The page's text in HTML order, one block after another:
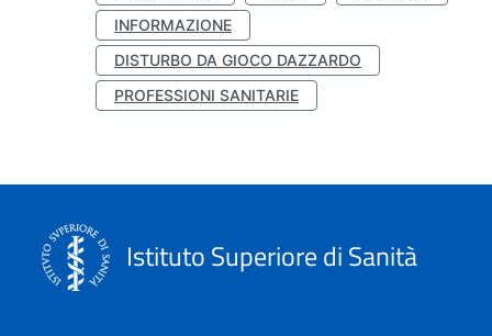
INFORMAZIONE
DISTURBO DA GIOCO DAZZARDO
PROFESSIONI SANITARIE
Istituto Superiore di Sanità